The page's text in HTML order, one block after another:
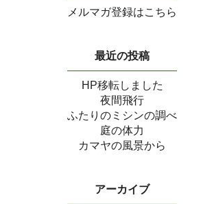
メルマガ登録はこちら
最近の投稿
HP移転しました
夜間飛行
ふたりのミシンの調べ
庭の体力
カマヤの風景から
アーカイブ